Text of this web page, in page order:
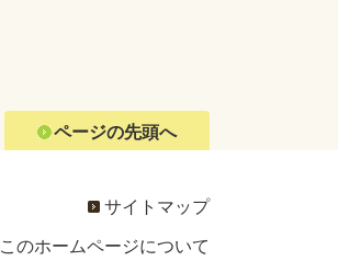
ページの先頭へ
サイトマップ
このホームページについて